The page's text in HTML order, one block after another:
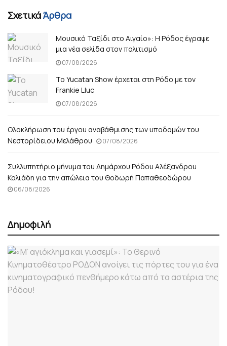
ΣχετικάΆρθρα
Μουσικό Ταξίδι στο Αιγαίο»: Η Ρόδος έγραψε
μια νέα σελίδα στον πολιτισμό
07/08/2026
Το Yucatan Show έρχεται στη Ρόδο με τον
Frankie Lluc
07/08/2026
Ολοκλήρωση του έργου αναβάθμισης των υποδομών του
Νεστορίδειου Μελάθρου
07/08/2026
Συλλυπητήριο μήνυμα του Δημάρχου Ρόδου Αλέξανδρου
Κολιάδη για την απώλεια του Θοδωρή Παπαθεοδώρου
06/08/2026
Δημοφιλή